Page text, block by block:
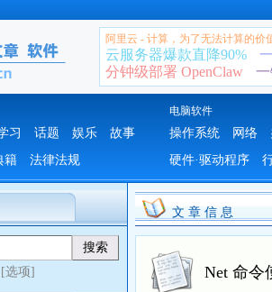
阿里云 - 计算，为了无法计算的价
云服务器爆款直降90%
分钟级部署 OpenClaw
电脑软件
习 话题 娱乐
故事
籍 法律法规
操作系统 网络
硬件·驱动程序
[选项]
文 章 信 息
Net 命令